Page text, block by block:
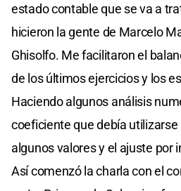
estado contable que se va a
hicieron la gente de Marcelo
Ghisolfo. Me facilitaron el
de los últimos ejercicios y los
Haciendo algunos análisis
coeficiente que debía
algunos valores y el ajuste por
Así comenzó la charla con el